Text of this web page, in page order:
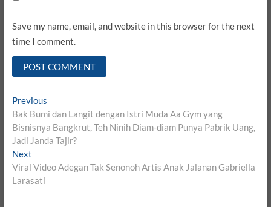
Save my name, email, and website in this browser for the next
time I comment.
Post
navigation
PreviousPrevious
post:
Bak Bumi dan Langit dengan Istri Muda Aa Gym yang
Bisnisnya Bangkrut, Teh Ninih Diam-diam Punya Pabrik Uang,
Jadi Janda Tajir?
NextNext
post:
Viral Video Adegan Tak Senonoh Artis Anak Jalanan Gabriella
Larasati